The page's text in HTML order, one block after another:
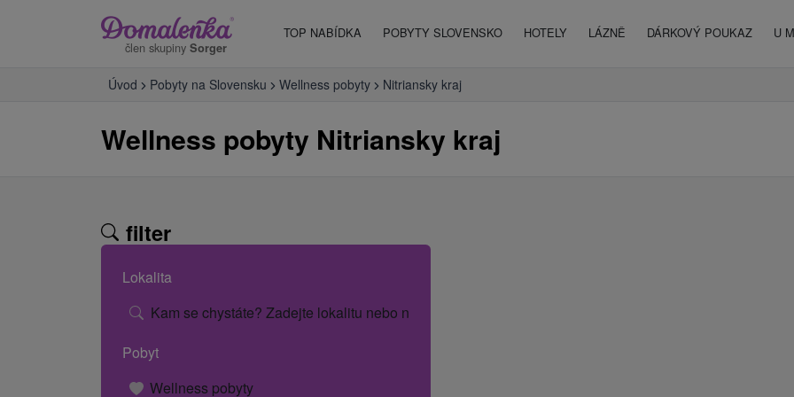
člen skupiny Sorger
TOP NABÍDKA POBYTY SLOVENSKO HOTELY LÁZNĚ DÁRKOVÝ POUKAZ U
Úvod Pobyty na Slovensku Wellness pobyty Nitriansky kraj
Wellness pobyty Nitriansky kraj
filter
Lokalita
Kam se chystáte? Zadejte lokalitu nebo název hotelu.
Pobyt
Wellness pobyty